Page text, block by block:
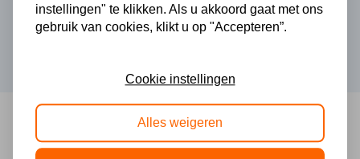
instellingen" te klikken. Als u akkoord gaat met ons
gebruik van cookies, klikt u op "Accepteren”.
Cookie instellingen
Alles weigeren